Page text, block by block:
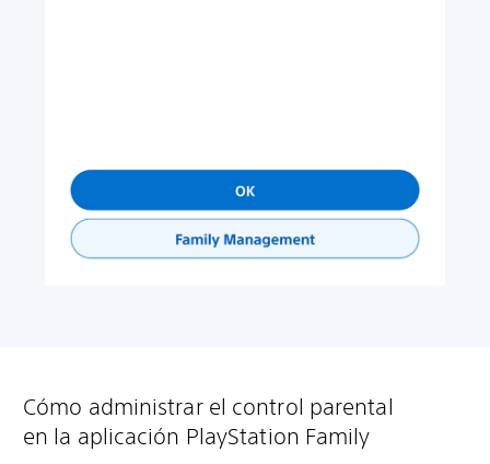
Cómo administrar el control parental
en la aplicación PlayStation Family